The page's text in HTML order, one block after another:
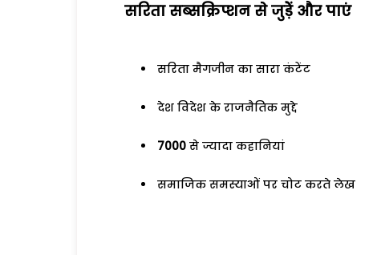
सरिता सब्सक्रिप्शन से जुड़ेें और पाएं
सरिता मैगजीन का सारा कंटेंट
देश विदेश के राजनैतिक मुद्दे
7000 से ज्यादा कहानियां
समाजिक समस्याओं पर चोट करते लेख